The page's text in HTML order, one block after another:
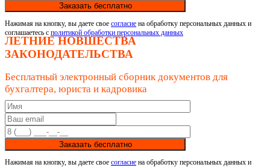
Заказать бесплатно
Нажимая на кнопку, вы даете свое согласие на обработку персональных данных и
соглашаетесь с политикой обработки персональных данных
ЛЕТНИЕ НОВШЕСТВА
ЗАКОНОДАТЕЛЬСТВА
Бесплатный электронный сборник документов для
бухгалтера, юриста и кадровика
Заказать бесплатно
Нажимая на кнопку, вы даете свое согласие на обработку персональных данных и